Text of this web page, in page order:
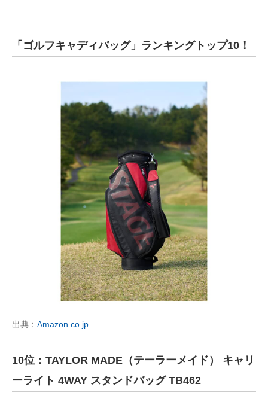
「ゴルフキャディバッグ」ランキングトップ10！
出典： Amazon.co.jp
10位：TAYLOR MADE（テーラーメイド） キャリ
ーライト 4WAY スタンドバッグ ‎TB462